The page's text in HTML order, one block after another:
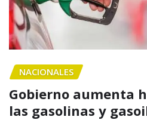
NACIONALES
Gobierno aumenta
las gasolinas y